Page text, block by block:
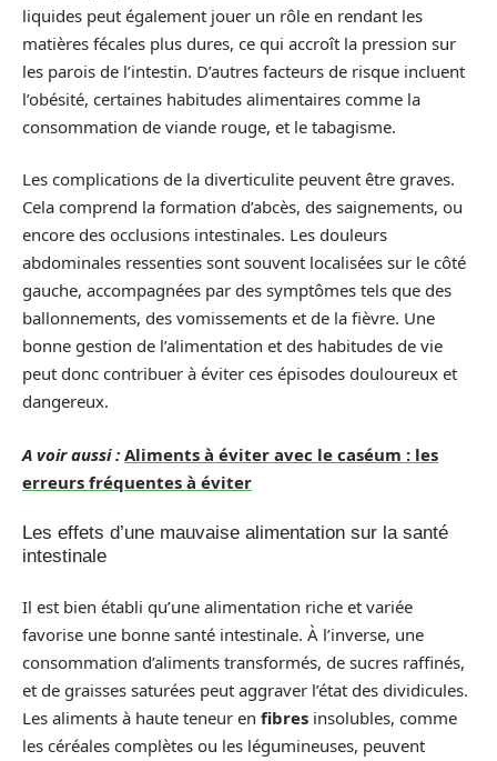
liquides peut également jouer un rôle en rendant les
matières fécales plus dures, ce qui accroît la pression sur
les parois de l’intestin. D’autres facteurs de risque incluent
l’obésité, certaines habitudes alimentaires comme la
consommation de viande rouge, et le tabagisme.
Les complications de la diverticulite peuvent être graves.
Cela comprend la formation d’abcès, des saignements, ou
encore des occlusions intestinales. Les douleurs
abdominales ressenties sont souvent localisées sur le côté
gauche, accompagnées par des symptômes tels que des
ballonnements, des vomissements et de la fièvre. Une
bonne gestion de l’alimentation et des habitudes de vie
peut donc contribuer à éviter ces épisodes douloureux et
dangereux.
A voir aussi : Aliments à éviter avec le caséum : les
erreurs fréquentes à éviter
Les effets d’une mauvaise alimentation sur la santé
intestinale
Il est bien établi qu’une alimentation riche et variée
favorise une bonne santé intestinale. À l’inverse, une
consommation d’aliments transformés, de sucres raffinés,
et de graisses saturées peut aggraver l’état des dividicules.
Les aliments à haute teneur en fibres insolubles, comme
les céréales complètes ou les légumineuses, peuvent